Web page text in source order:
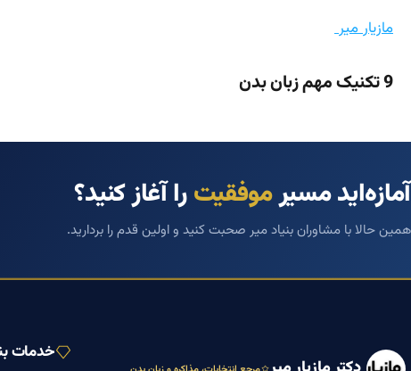
مازیار میر
9 تکنیک مهم زبان بدن
آمازه‌اید مسیرموفقیترا آغاز کنید؟
همین حالا با مشاوران بنیاد میر صحبت کنید و اولین قدم را بردارید.
خدمات